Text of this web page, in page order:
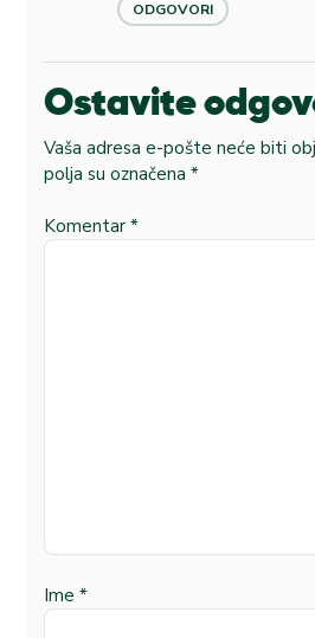
ODGOVORI
Ostavite
Vaša adresa e-pošte neće biti
polja su označena *
Komentar *
Ime *